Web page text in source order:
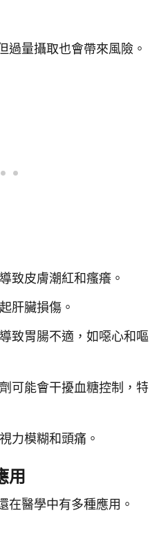
過量攝取也會帶來風險。
致皮膚潮紅和瘙癢。
肝臟損傷。
致胃腸不適，如噁心和嘔
可能會干擾血糖控制，特
力模糊和頭痛。
用
在醫學中有多種應用。